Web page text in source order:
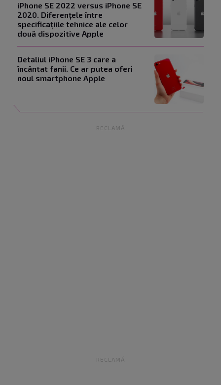
iPhone SE 2022 versus iPhone SE
2020. Diferențele între
specificațiile tehnice ale celor
două dispozitive Apple
Detaliul iPhone SE 3 care a
încântat fanii. Ce ar putea oferi
noul smartphone Apple
RECLAMĂ
RECLAMĂ